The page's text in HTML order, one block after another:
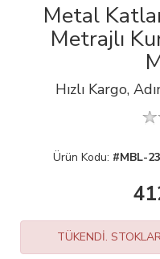
Metal
Metrajlı
Hızlı Kargo,
Ürün Kodu: #MBL-
TÜKENDİ.